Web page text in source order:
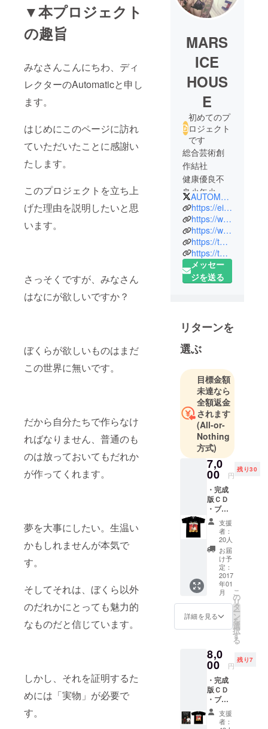
▼本プロジェクト
の趣旨
みなさんこんにちわ、ディ
レクターのAutomaticと申し
ます。
はじめにこのページに訪れ
ていただいたことに感謝い
たします。
このプロジェクトを立ち上
げた理由を説明したいと思
います。
さっそくですが、みなさん
はなにが欲しいですか？
ぼくらが欲しいものはまだ
この世界に無いです。
だから自分たちで作らなけ
ればなりません、普通のも
のは放っておいてもだれか
が作ってくれます。
夢を大事にしたい。生温い
かもしれませんが本気で
す。
そしてそれは、ぼくら以外
のだれかにとっても魅力的
なものだと信じています。
しかし、それを証明するた
めには「実物」が必要で
す。
MARS
ICE
HOUS
E
初めてのプ
ロジェクト
です
総合芸術創
作結社
健康優良不
良少年少女
フロント
アーティス
ト
Sophiee
Ryugo Ishida
Automatic
AUTOMATIC_BEAT
https://eif.theshop.jp
https://www.instagram.com/iamrealsophiee
https://www.instagram.com/ibrk029kids
https://twitter.com/sophieespeech
https://twitter.com/DudeFunkaholics
メッセー
ジを送る
リターンを
選ぶ
目標金額
未達なら
全額返金
されます
(All-or-
Nothing
方式)
7,0
00 円
残り30
・完成
版ＣＤ
・ブッ
クレッ
トにク
レジッ
ト(CD
に封入
される
ブック
レット
にゆる
ふわ
ギャン
グの一
員とし
が載り
ます) ・
ポスト
カード
・オリ
ジナルT
シャツ
（写真
支援
者：
20人
お届
け予
定：
2017
年01
月
詳細を見る
こ
の
リ
タ
ー
ン
を
選
択
す
る
8,0
00 円
残り7
・完成
版ＣＤ
・ブッ
クレッ
トにク
支援
者：